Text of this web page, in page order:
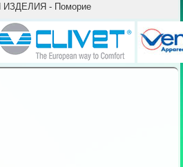
- Поморие